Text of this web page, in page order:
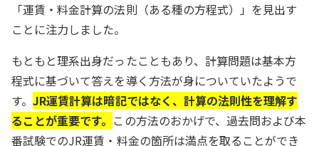
「運賃・料金計算の法則（ある種の方程式）」を見出す
ことに注力しました。
もともと理系出身だったこともあり、計算問題は基本方
程式に基づいて答えを導く方法が身についていたようで
す。JR運賃計算は暗記ではなく、計算の法則性を理解す
ることが重要です。 この方法のおかげで、過去問および本
番試験でのJR運賃・料金の箇所は満点を取ることができ